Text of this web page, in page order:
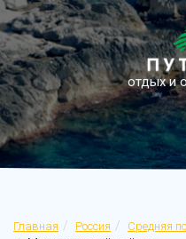
отдых и
Главная Россия Средняя